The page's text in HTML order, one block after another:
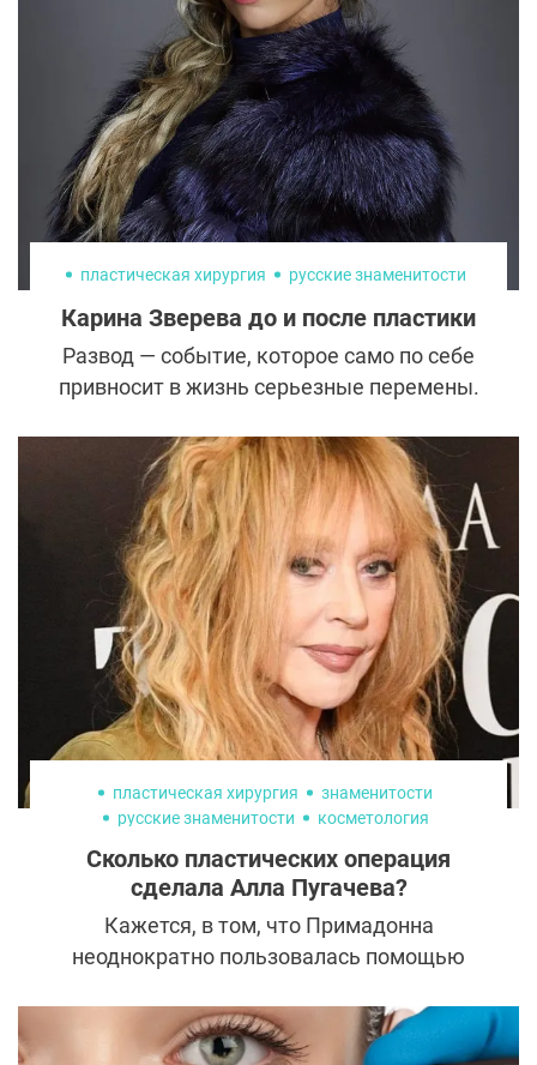
пластическая хирургия русские знаменитости
Карина Зверева до и после пластики
Развод — событие, которое само по себе
привносит в жизнь серьезные перемены.
должны быть негативными? Актриса,
модель и бывшая жена юмориста
Геннадия Ветрова доказывает, что после
расторжения брака жизнь только
начинается. Карина Зверева изменила
образ и сферу деятельности, поклонники
считают, что без помощи пластических
хирургов не обошлось.
пластическая хирургия
знаменитости
русские знаменитости
косметология
Сколько пластических операция
сделала Алла Пугачева?
Кажется, в том, что Примадонна
неоднократно пользовалась помощью
не сомневается. Однако мало кто может
представить, сколько раз и что именно она